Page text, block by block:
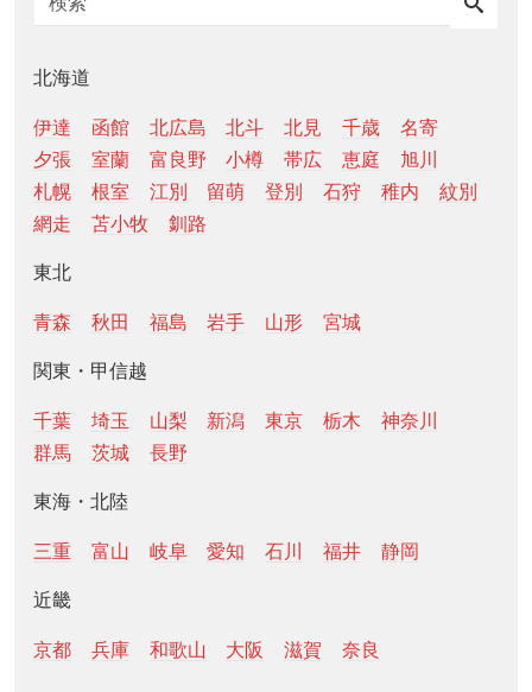
北海道
伊達 函館 北広島 北斗 北見 千歳
名寄
夕張
室蘭 富良野 小樽 帯広 恵庭
旭川
札幌
根室 江別 留萌 登別 石狩 稚内
紋別
網走
苫小牧 釧路
東北
青森 秋田 福島 岩手 山形 宮城
関東・甲信越
千葉 埼玉 山梨 新潟 東京 栃木
神奈川
群馬
茨城 長野
東海・北陸
三重 富山 岐阜 愛知 石川 福井 静岡
近畿
京都 兵庫 和歌山 大阪 滋賀 奈良